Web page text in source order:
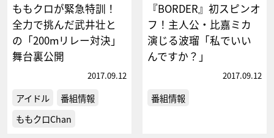
ももクロが緊急特訓！
全力で挑んだ武井壮と
の「200mリレー対決」
舞台裏公開
2017.09.12
アイドル
番組情報
ももクロChan
『BORDER』初スピンオ
フ！主人公・比嘉ミカ
演じる波瑠「私でいい
んですか？」
2017.09.12
番組情報